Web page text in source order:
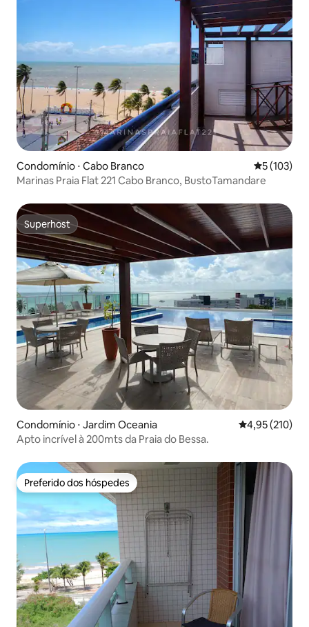
Condomínio ⋅ Cabo Branco 5 de uma
5 (103)
Marinas Praia Flat 221 Cabo Branco, BustoTamandare
Superhost
Superhost
Condomínio ⋅ Jardim Oceania 4,95 de uma
4,95 (210)
Apto incrível à 200mts da Praia do Bessa.
Preferido dos hóspedes
Preferido dos hóspedes